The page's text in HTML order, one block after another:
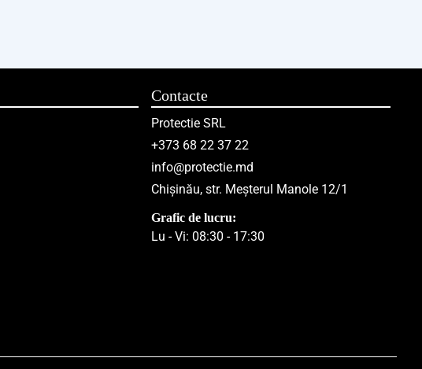
Contacte
Protectie SRL
+373 68 22 37 22
info@protectie.md
Chișinău, str. Meșterul Manole 12/1
Grafic de lucru:
Lu - Vi: 08:30 - 17:30